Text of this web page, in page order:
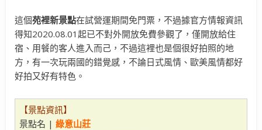
這個苑裡新景點在試營運期間免門票，不過據官方情報資訊
得知2020.08.01起已不對外開放免費參觀了，僅開放給住
宿、用餐的客人進入而己，不過這裡也是個很好拍照的地
方，有一次玩兩國的錯覺感，不論日式風情、歐美風情都好
好拍又好有特色。
【景點資訊】
景點名 | 綠意山莊